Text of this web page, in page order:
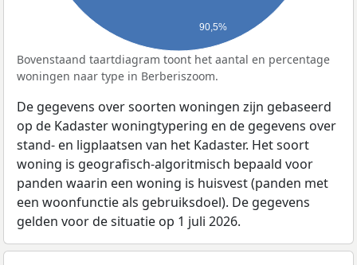
90,5%
Bovenstaand taartdiagram toont het aantal en percentage
woningen naar type in Berberiszoom.
De gegevens over soorten woningen zijn gebaseerd
op de Kadaster woningtypering en de gegevens over
stand- en ligplaatsen van het Kadaster. Het soort
woning is geografisch-algoritmisch bepaald voor
panden waarin een woning is huisvest (panden met
een woonfunctie als gebruiksdoel). De gegevens
gelden voor de situatie op 1 juli 2026.